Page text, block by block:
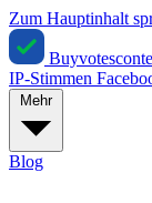
Zum Hauptinhalt
IP-Stimmen
Mehr
Blog